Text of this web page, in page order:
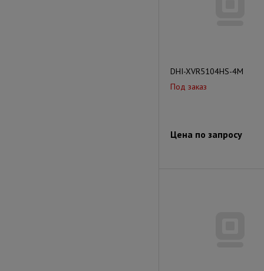
DHI-XVR5104HS-4M
Под заказ
Цена по запросу